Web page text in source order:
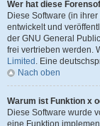
Wer hat diese
Diese Software (in
entwickelt und
der GNU General
frei vertrieben werden.
Limited . Eine
Nach oben
Warum ist Funktion x
Diese Software wurde
eine Funktion